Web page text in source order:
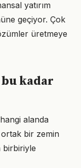
yatırım
geçiyor. Çok
üretmeye
kadar
alanda
ortak bir zemin
birbiriyle